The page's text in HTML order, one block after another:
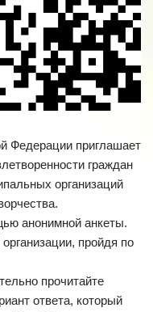
Федерации приглашает
граждан
организаций
анонимной анкеты.
пройдя по
прочитайте
ответа, который